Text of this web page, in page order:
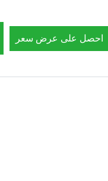
احصل على عرض سعر